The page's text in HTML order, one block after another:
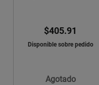
$405.91
Disponible sobre pedido
Agotado